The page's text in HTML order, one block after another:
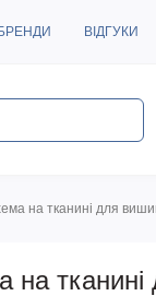
БРЕНДИ ВІДГУКИ
на тканині для
на